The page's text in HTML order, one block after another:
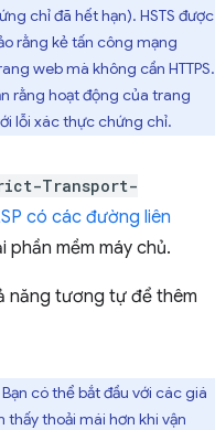
chỉ đã hết hạn). HSTS được
rằng kẻ tấn công mạng
web mà không cần HTTPS.
rằng hoạt động của trang
lỗi xác thực chứng chỉ.
Transport-
có các đường liên
phần mềm máy chủ.
năng tương tự để thêm
có thể bắt đầu với các giá
thấy thoải mái hơn khi vận